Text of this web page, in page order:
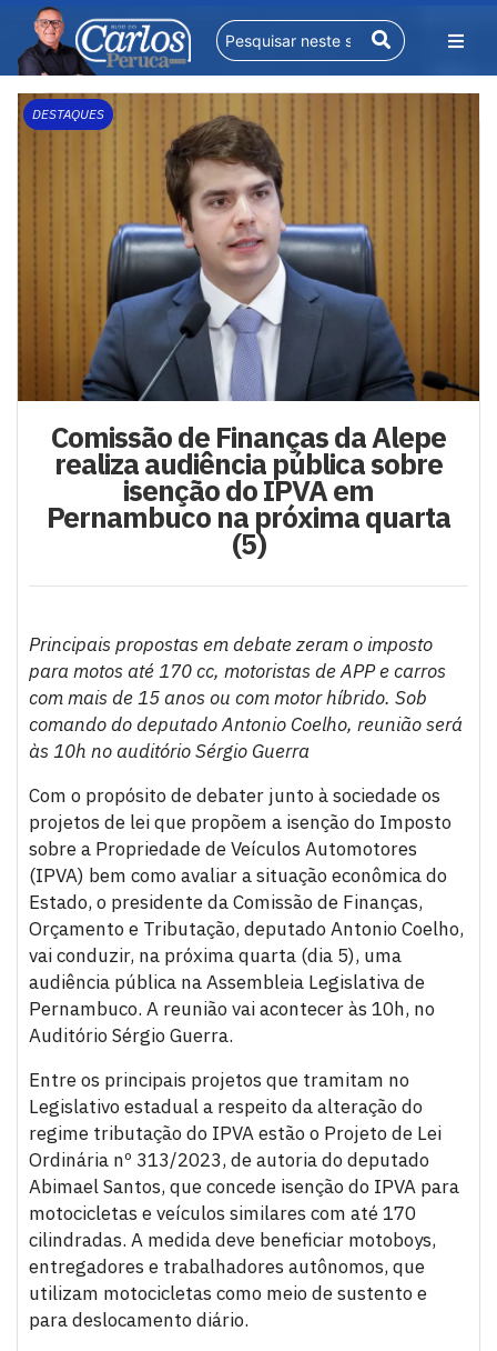
DESTAQUES
Comissão de Finanças da Alepe
realiza audiência pública sobre
isenção do IPVA em
Pernambuco na próxima quarta
(5)
Principais propostas em debate zeram o imposto
para motos até 170 cc, motoristas de APP e carros
com mais de 15 anos ou com motor híbrido. Sob
comando do deputado Antonio Coelho, reunião será
às 10h no auditório Sérgio Guerra
Com o propósito de debater junto à sociedade os
projetos de lei que propõem a isenção do Imposto
sobre a Propriedade de Veículos Automotores
(IPVA) bem como avaliar a situação econômica do
Estado, o presidente da Comissão de Finanças,
Orçamento e Tributação, deputado Antonio Coelho,
vai conduzir, na próxima quarta (dia 5), uma
audiência pública na Assembleia Legislativa de
Pernambuco. A reunião vai acontecer às 10h, no
Auditório Sérgio Guerra.
Entre os principais projetos que tramitam no
Legislativo estadual a respeito da alteração do
regime tributação do IPVA estão o Projeto de Lei
Ordinária nº 313/2023, de autoria do deputado
Abimael Santos, que concede isenção do IPVA para
motocicletas e veículos similares com até 170
cilindradas. A medida deve beneficiar motoboys,
entregadores e trabalhadores autônomos, que
utilizam motocicletas como meio de sustento e
para deslocamento diário.